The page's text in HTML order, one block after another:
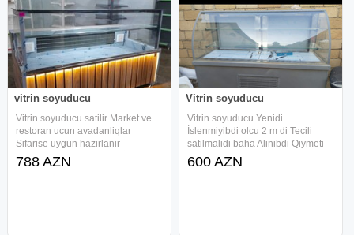
vitrin soyuducu
Vitrin soyuducu satilir Market ve
restoran ucun avadanliqlar
Sifarise uygun hazirlanir
AVADANLİQLARA RESMİ
ZEMANET VERİLİR
788 AZN
Vitrin soyuducu
Vitrin soyuducu Yenidi
İslenmiyibdi olcu 2 m di Tecili
satilmalidi baha Alinibdi Qiymeti
600 azn unvan Badamdar Medine
8034
600 AZN